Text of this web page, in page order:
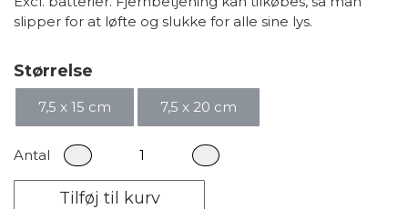
slipper for at løfte og slukke for alle sine lys.
Størrelse
7,5 x 15 cm 7,5 x 20 cm
Antal
Tilføj til kurv